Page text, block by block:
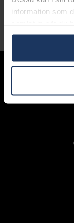
information som
VARUMÄRKE